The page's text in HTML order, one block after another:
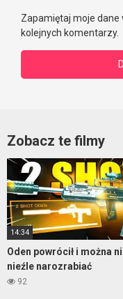
Zapamiętaj moje
kolejnych komentarzy.
Zobacz te filmy
14:34
Oden powrócił i można
nieźle narozrabiać
92